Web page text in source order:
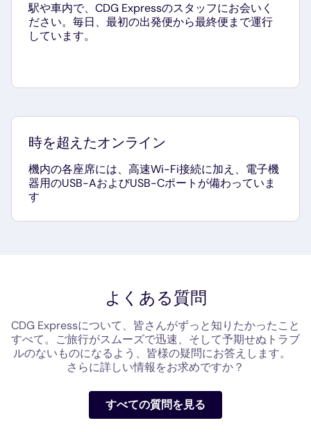
駅や車内で、CDG Expressのスタッフにお会いく
ださい。毎日、最初の出発便から最終便まで運行
しています。
時を超えたオンライン
機内の各座席には、高速Wi-Fi接続に加え、電子機
器用のUSB-AおよびUSB-Cポートが備わっていま
す
よくある質問
CDG Expressについて、皆さんがずっと知りたかったこと
すべて。ご旅行がスムーズで迅速、そして予期せぬトラブ
ルのないものになるよう、皆様の疑問にお答えします。
さらに詳しい情報をお求めですか？
すべての質問を見る